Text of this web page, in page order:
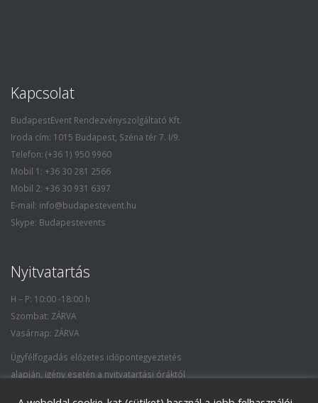
Kapcsolat
BudapestEvent Rendezvényszolgáltató Kft.
Iroda cím: 1015 Budapest, Széna tér 7. I/9.
Telefon: (+36 1) 950 9960
Mobil 1: +36 30 281 2566
Mobil 2: +36 30 931 6397
E-mail: info@budapestevent.hu
Skype: Budapestevents
Nyitvatartás
H – P: 10:00 -18:00 h
Szombat: ZÁRVA
Vasárnap: ZÁRVA
Ügyfélfogadás előzetes időpontegyeztetés
alapján, igény esetén a nyitvatartási óráktól